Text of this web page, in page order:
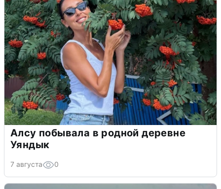
Алсу побывала в родной деревне
Уяндык
7 августа 0